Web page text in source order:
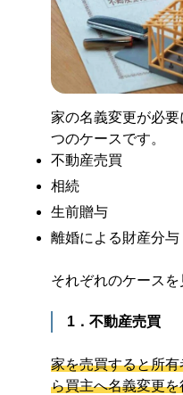
家の名義変更が必
つのケースです。
不動産売買
相続
生前贈与
離婚による財産分与
それぞれのケースを
1．不動産売買
家を売買すると所
ら買主へ名義変更